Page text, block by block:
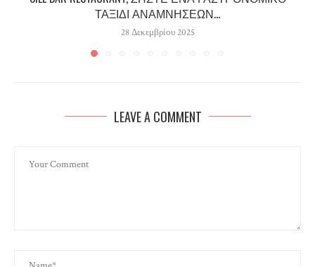
ΤΑΞΊΔΙ ΑΝΑΜΝΉΣΕΩΝ...
28 Δεκεμβρίου 2025
LEAVE A COMMENT